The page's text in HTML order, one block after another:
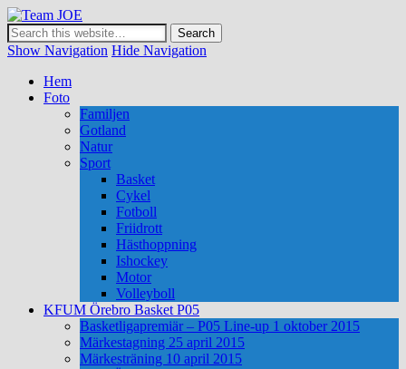
Show Navigation Hide Navigation
Hem
Foto
Familjen
Gotland
Natur
Sport
Basket
Cykel
Fotboll
Friidrott
Hästhoppning
Ishockey
Motor
Volleyboll
KFUM Örebro Basket P05
Basketligapremiär – P05 Line-up 1 oktober 2015
Märkestagning 25 april 2015
Märkesträning 10 april 2015